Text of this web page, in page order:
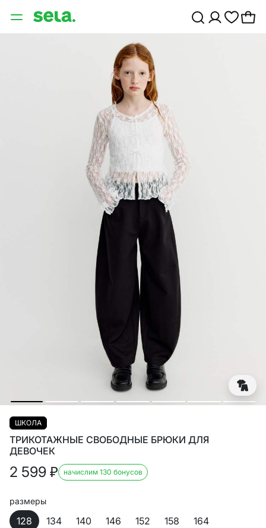
ШКОЛА
ТРИКОТАЖНЫЕ СВОБОДНЫЕ БРЮКИ ДЛЯ
ДЕВОЧЕК
2 599 ₽ начислим 130 бонусов
размеры
128 134 140 146 152 158 164